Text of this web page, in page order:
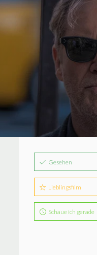
Gesehen
Lieblingsfilm
Schaue ich gerade